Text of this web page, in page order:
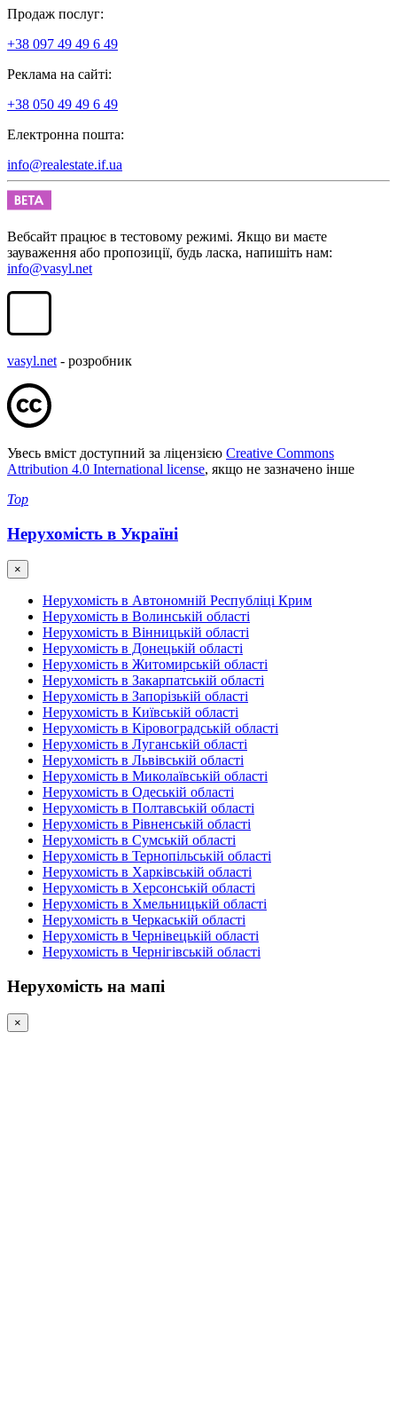
Продаж послуг:
+38 097 49 49 6 49
Реклама на сайті:
+38 050 49 49 6 49
Електронна пошта:
info@realestate.if.ua
Вебсайт працює в тестовому режимі. Якщо ви маєте
зауваження або пропозиції, будь ласка, напишіть нам:
info@vasyl.net
vasyl.net - розробник
Увесь вміст доступний за ліцензією Creative Commons
Attribution 4.0 International license, якщо не зазначено інше
Top
Нерухомість в Україні
×
Нерухомість в Автономній Республіці Крим
Нерухомість в Волинській області
Нерухомість в Вінницькій області
Нерухомість в Донецькій області
Нерухомість в Житомирській області
Нерухомість в Закарпатській області
Нерухомість в Запорізькій області
Нерухомість в Київській області
Нерухомість в Кіровоградській області
Нерухомість в Луганській області
Нерухомість в Львівській області
Нерухомість в Миколаївській області
Нерухомість в Одеській області
Нерухомість в Полтавській області
Нерухомість в Рівненській області
Нерухомість в Сумській області
Нерухомість в Тернопільській області
Нерухомість в Харківській області
Нерухомість в Херсонській області
Нерухомість в Хмельницькій області
Нерухомість в Черкаській області
Нерухомість в Чернівецькій області
Нерухомість в Чернігівській області
Нерухомість на мапі
×